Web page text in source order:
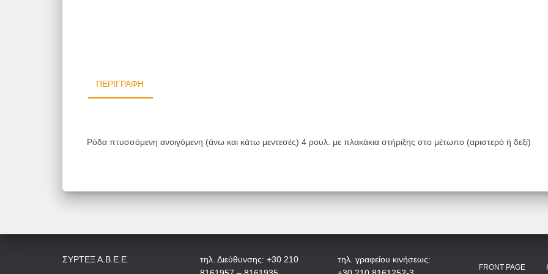
ΠΕΡΙΓΡΑΦΉ
Ρόδα πτυσσόμενη ανοιγόμενη (άνω και κάτω μεντεσές) 4 ρουλ. με πλακάκια στήριξης στο μέτωπο (αριστερό ή δεξί)
ΣΥΡΤΕΞ Α.Β.Ε.Ε.
τηλ. Διεύθυνσης: +30 210
τηλ. γραφείου κινήσεως:
FRONT PAGE